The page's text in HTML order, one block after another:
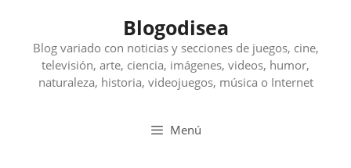
contenido
Blogodisea
Blog variado con noticias y secciones de juegos, cine,
televisión, arte, ciencia, imágenes, videos, humor,
naturaleza, historia, videojuegos, música o Internet
Menú